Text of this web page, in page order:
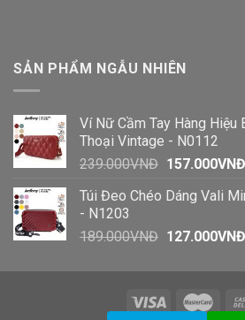
SẢN PHẨM NGẪU NHIÊN
Ví Nữ Cầm Tay Hàng
Thoại Vintage - N0112
239.000VNĐ Giá
là:
157.000VNĐ
Túi Đeo Chéo Dáng Vali
- N1203
189.000VNĐ Giá
là:
189.000VNĐ.
127.000VNĐ